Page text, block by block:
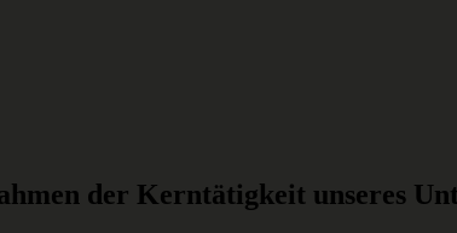
der Kerntätigkeit unseres